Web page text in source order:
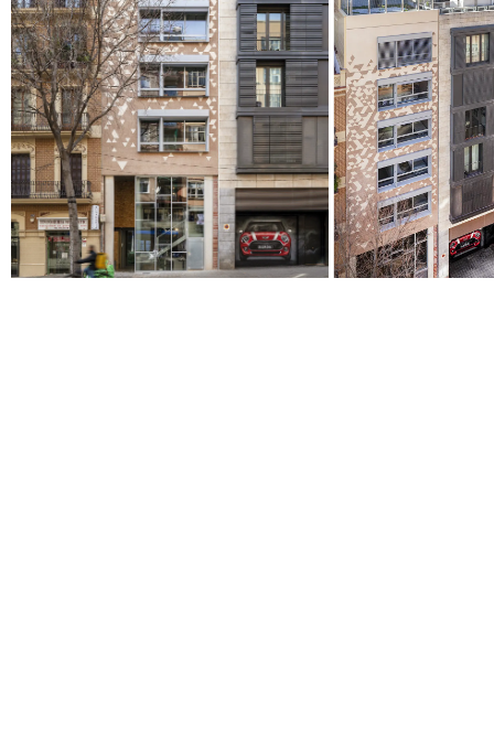
© 2026 ESCOFET 1886 S.A.